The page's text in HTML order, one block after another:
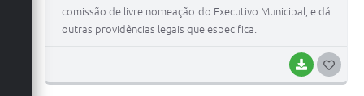
BAIXAR
comissão de livre nomeação do Executivo Municipal, e dá
outras providências legais que especifica.